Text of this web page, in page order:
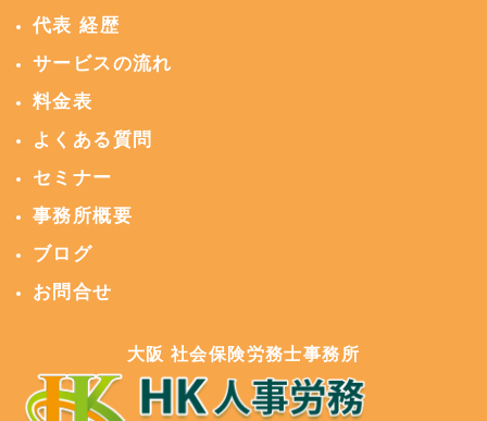
代表 経歴
サービスの流れ
料金表
よくある質問
セミナー
事務所概要
ブログ
お問合せ
大阪 社会保険労務士事務所